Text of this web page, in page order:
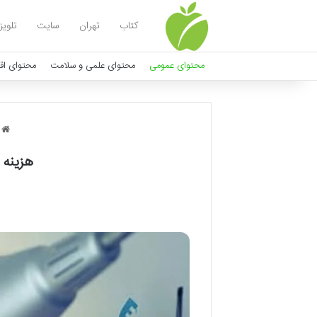
کتاب تهران سایت
محتوای عمومی محتوای علمی و سلامت محتوای
هزینه